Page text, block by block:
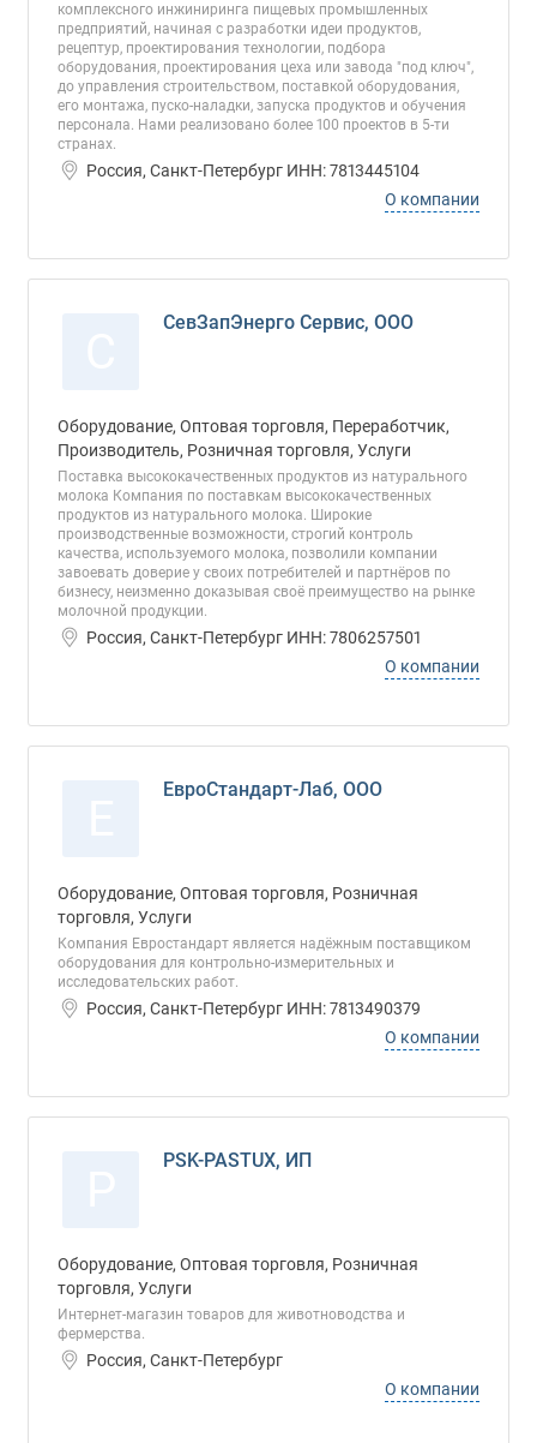
комплексного инжиниринга пищевых промышленных
предприятий, начиная с разработки идеи продуктов,
рецептур, проектирования технологии, подбора
оборудования, проектирования цеха или завода "под ключ",
до управления строительством, поставкой оборудования,
его монтажа, пуско-наладки, запуска продуктов и обучения
персонала. Нами реализовано более 100 проектов в 5-ти
странах.
Россия, Санкт-Петербург ИНН: 7813445104
О компании
СевЗапЭнерго Сервис, ООО
Оборудование, Оптовая торговля, Переработчик,
Производитель, Розничная торговля, Услуги
Поставка высококачественных продуктов из натурального
молока Компания по поставкам высококачественных
продуктов из натурального молока. Широкие
производственные возможности, строгий контроль
качества, используемого молока, позволили компании
завоевать доверие у своих потребителей и партнёров по
бизнесу, неизменно доказывая своё преимущество на рынке
молочной продукции.
Россия, Санкт-Петербург ИНН: 7806257501
О компании
ЕвроСтандарт-Лаб, ООО
Оборудование, Оптовая торговля, Розничная
торговля, Услуги
Компания Евростандарт является надёжным поставщиком
оборудования для контрольно-измерительных и
исследовательских работ.
Россия, Санкт-Петербург ИНН: 7813490379
О компании
PSK-PASTUX, ИП
Оборудование, Оптовая торговля, Розничная
торговля, Услуги
Интернет-магазин товаров для животноводства и
фермерства.
Россия, Санкт-Петербург
О компании